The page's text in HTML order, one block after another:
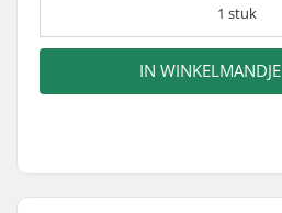
1 stuk
IN WINKELMANDJE